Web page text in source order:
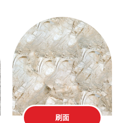
刷面